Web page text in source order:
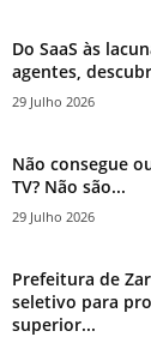
Do SaaS às
agentes,
29 Julho 2026
Não consegue
TV? Não são...
29 Julho 2026
Prefeitura de
seletivo para
superior...